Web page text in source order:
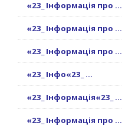
«23_ Інформація про ...
«23_ Інформація про ...
«23_ Інформація про ...
«23_ Інфо«23_ ...
«23_ Інформація«23_ ...
«23_ Інформація про ...